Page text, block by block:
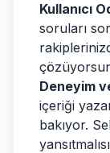
Kullanıcı
soruları
Deneyim
içeriği
bakıyor.